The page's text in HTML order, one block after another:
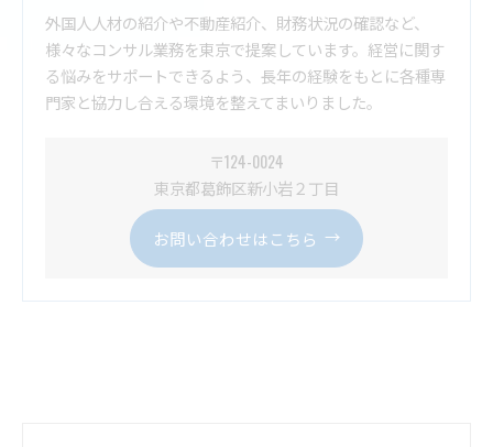
外国人人材の紹介や不動産紹介、財務状況の確認など、
様々なコンサル業務を東京で提案しています。経営に関す
る悩みをサポートできるよう、長年の経験をもとに各種専
門家と協力し合える環境を整えてまいりました。
〒124-0024
東京都葛飾区新小岩２丁目
お問い合わせはこちら